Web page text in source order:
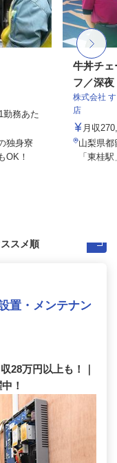
勤務あた
独身寮
OK！
牛丼チェ
フ／深夜
株式会社
店
月収
山梨県都
「東桂
置・メンテナン
28万円以上も！｜
！